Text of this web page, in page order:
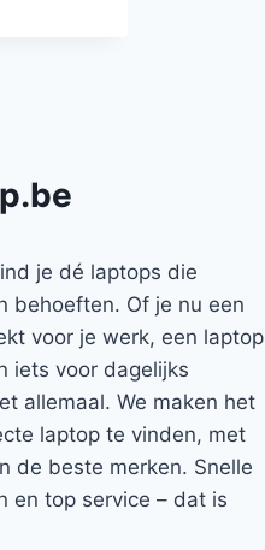
je dé laptops die
behoeften. Of je nu een
voor je werk, een laptop
iets voor dagelijks
allemaal. We maken het
laptop te vinden, met
de beste merken. Snelle
en top service – dat is